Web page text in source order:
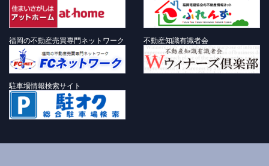
福岡の不動産売買専門ネットワーク 不動産知識有識者会
駐車場情報検索サイト